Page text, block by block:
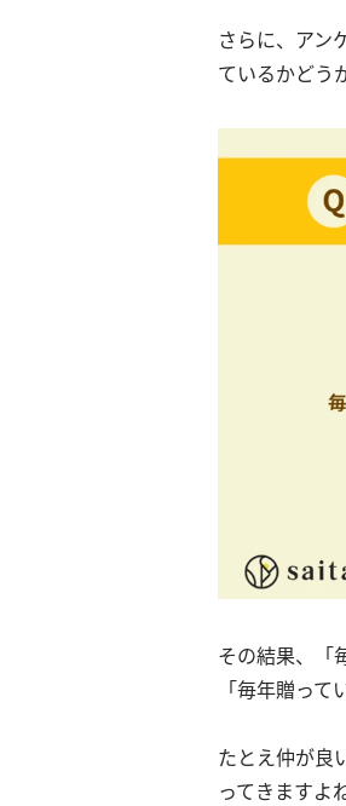
さらに、アン
ているかどう
その結果、「
「毎年贈っ
たとえ仲が良
ってきますよ